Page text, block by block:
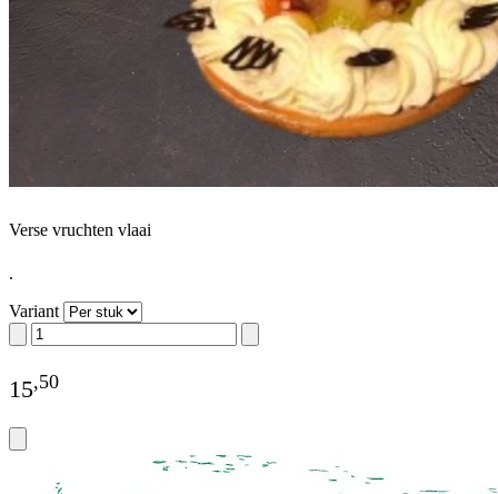
Verse vruchten vlaai
.
Variant
15,50